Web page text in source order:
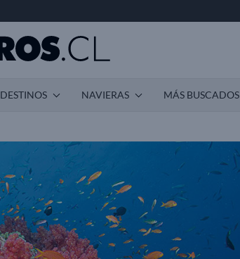
DESTINOS NAVIERAS MÁS BUSCADOS